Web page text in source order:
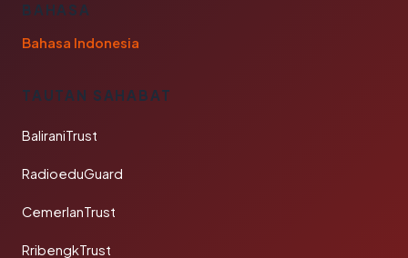
BAHASA
Bahasa Indonesia
TAUTAN SAHABAT
BaliraniTrust
RadioeduGuard
CemerlanTrust
RribengkTrust